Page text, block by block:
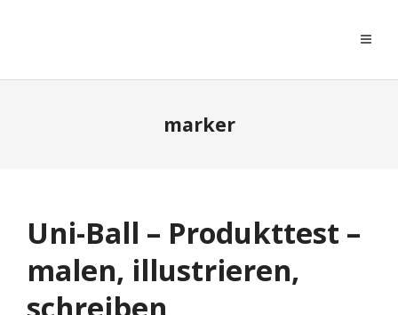
marker
Uni-Ball – Produkttest –
malen, illustrieren,
schreiben